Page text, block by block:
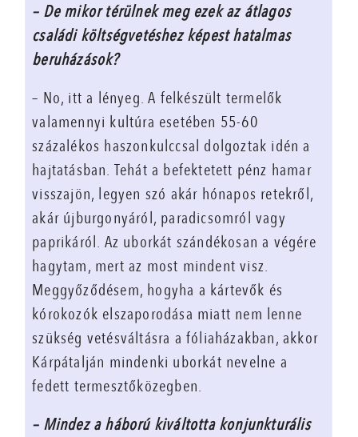
– De mikor térülnek meg ezek az átlagos
családi költségvetéshez képest hatalmas
beruházások?
– No, itt a lényeg. A felkészült termelők
valamennyi kultúra esetében 55-60
százalékos haszonkulccsal dolgoztak idén a
hajtatásban. Tehát a befektetett pénz hamar
visszajön, legyen szó akár hónapos retekről,
akár újburgonyáról, paradicsomról vagy
paprikáról. Az uborkát szándékosan a végére
hagytam, mert az most mindent visz.
Meggyőződésem, hogyha a kártevők és
kórokozók elszaporodása miatt nem lenne
szükség vetésváltásra a fóliaházakban, akkor
Kárpátalján mindenki uborkát nevelne a
fedett termesztőközegben.
– Mindez a háború kiváltotta konjunkturális